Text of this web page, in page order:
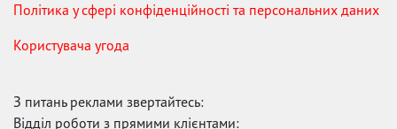
Політика у сфері конфіденційності та персональних даних
Користувача угода
З питань реклами звертайтесь:
Відділ роботи з прямими клієнтами: